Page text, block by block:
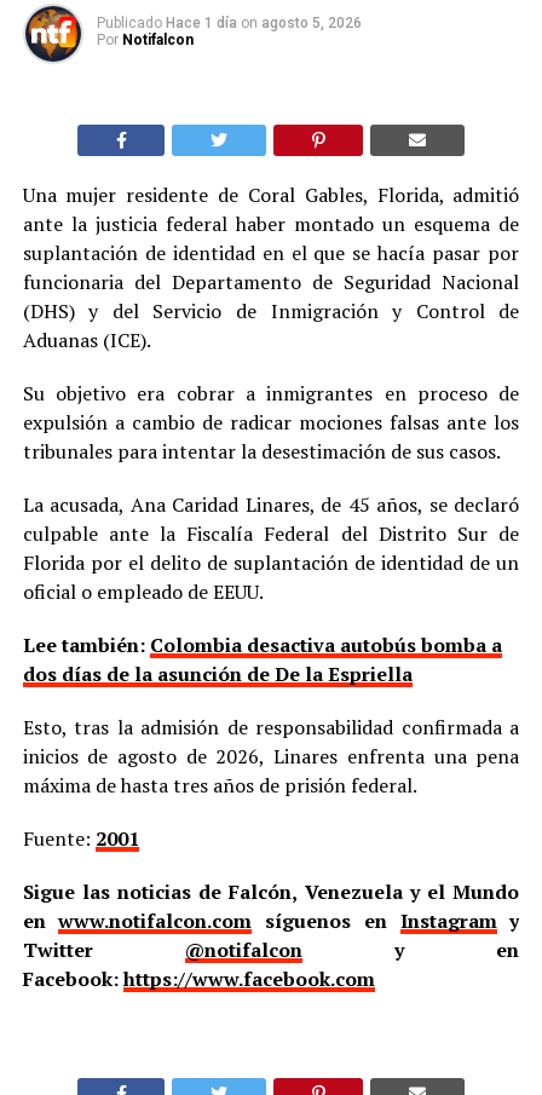
Publicado Hace 1 día on agosto 5, 2026
Por Notifalcon
Una mujer residente de Coral Gables, Florida, admitió
ante la justicia federal haber montado un esquema de
suplantación de identidad en el que se hacía pasar por
funcionaria del Departamento de Seguridad Nacional
(DHS) y del Servicio de Inmigración y Control de
Aduanas (ICE).
Su objetivo era cobrar a inmigrantes en proceso de
expulsión a cambio de radicar mociones falsas ante los
tribunales para intentar la desestimación de sus casos.
La acusada, Ana Caridad Linares, de 45 años, se declaró
culpable ante la Fiscalía Federal del Distrito Sur de
Florida por el delito de suplantación de identidad de un
oficial o empleado de EEUU.
Lee también: Colombia desactiva autobús bomba a
dos días de la asunción de De la Espriella
Esto, tras la admisión de responsabilidad confirmada a
inicios de agosto de 2026, Linares enfrenta una pena
máxima de hasta tres años de prisión federal.
Fuente: 2001
Sigue las noticias de Falcón, Venezuela y el Mundo
enwww.notifalcon.com síguenos en Instagramy
Twitter @notifalcony en
Facebook:https://www.facebook.com